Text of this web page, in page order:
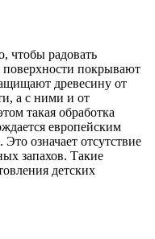
чтобы радовать
поверхности покрывают
древесину от
а с ними и от
такая обработка
европейским
означает отсутствие
запахов. Такие
детских